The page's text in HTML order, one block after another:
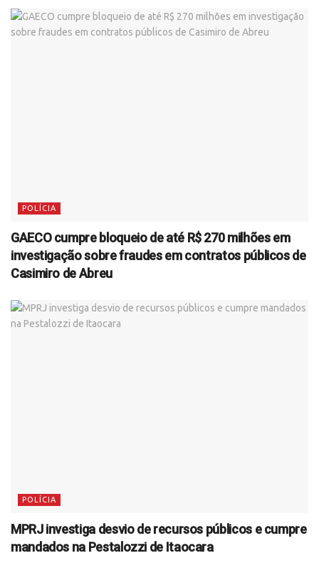
POLÍCIA
GAECO cumpre bloqueio de até R$ 270 milhões em
investigação sobre fraudes em contratos públicos de
Casimiro de Abreu
POLÍCIA
MPRJ investiga desvio de recursos públicos e cumpre
mandados na Pestalozzi de Itaocara